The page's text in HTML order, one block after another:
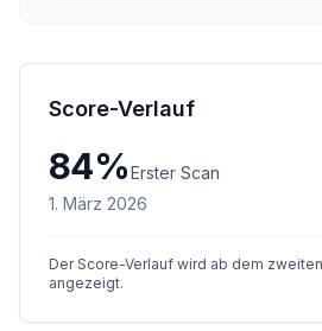
Score-Verlauf
84%Erster Scan
1. März 2026
Der Score-Verlauf wird ab dem
angezeigt.